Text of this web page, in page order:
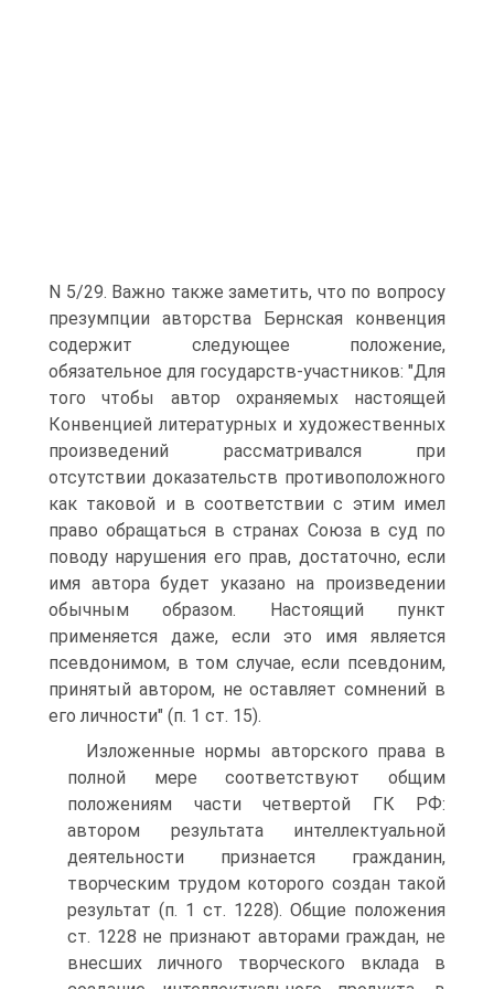
N 5/29. Важно также заметить, что по вопросу
презумпции авторства Бернская конвенция
содержит следующее положение,
обязательное для государств-участников: "Для
того чтобы автор охраняемых настоящей
Конвенцией литературных и художественных
произведений рассматривался при
отсутствии доказательств противоположного
как таковой и в соответствии с этим имел
право обращаться в странах Союза в суд по
поводу нарушения его прав, достаточно, если
имя автора будет указано на произведении
обычным образом. Настоящий пункт
применяется даже, если это имя является
псевдонимом, в том случае, если псевдоним,
принятый автором, не оставляет сомнений в
его личности" (п. 1 ст. 15).
Изложенные нормы авторского права в
полной мере соответствуют общим
положениям части четвертой ГК РФ:
автором результата интеллектуальной
деятельности признается гражданин,
творческим трудом которого создан такой
результат (п. 1 ст. 1228). Общие положения
ст. 1228 не признают авторами граждан, не
внесших личного творческого вклада в